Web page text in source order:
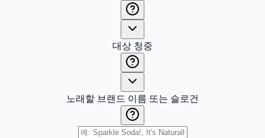
대상 청중
노래할 브랜드 이름 또는 슬로건